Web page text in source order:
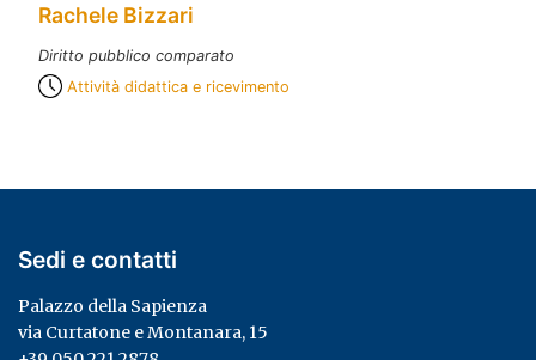
Rachele Bizzari
Diritto pubblico comparato
Attività didattica e ricevimento
Sedi e contatti
Palazzo della Sapienza
via Curtatone e Montanara, 15